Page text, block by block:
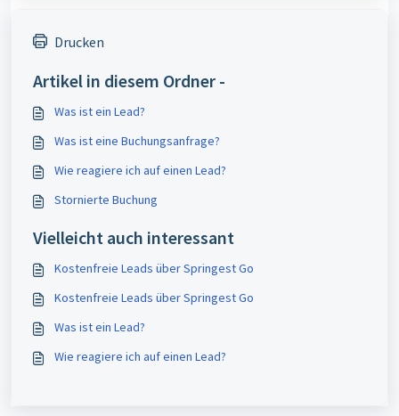
Drucken
Artikel in diesem Ordner -
Was ist ein Lead?
Was ist eine Buchungsanfrage?
Wie reagiere ich auf einen Lead?
Stornierte Buchung
Vielleicht auch interessant
Kostenfreie Leads über Springest Go
Kostenfreie Leads über Springest Go
Was ist ein Lead?
Wie reagiere ich auf einen Lead?